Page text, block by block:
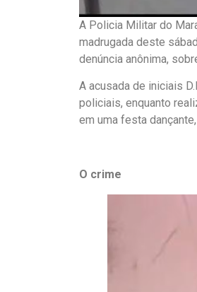
A Policia Militar do
madrugada deste
denúncia anônima,
A acusada de iniciais
policiais, enquanto
em uma festa
O crime